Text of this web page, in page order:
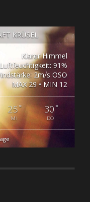
KRÜSEL
Klarer Himmel
Luftfeuchtigkeit: 91%
2m/s OSO
MAX 29 • MIN 12
25°
MI
30 °
DO